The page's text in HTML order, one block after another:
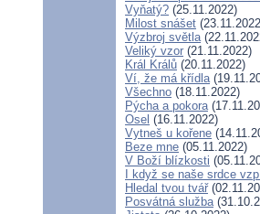
Vyňatý? (25.11.2022)
Milost snášet
Výzbroj světla
Veliký vzor (21.11.2022)
Král Králů (20.11.2022)
Ví, že má křídla
Všechno (18.11.2022)
Pýcha a pokora
Osel (16.11.2022)
Vytneš u kořene
Beze mne (05.11.2022)
V Boží blízkosti
I když se naše srdce
Hledal tvou tvář
Posvátná služba